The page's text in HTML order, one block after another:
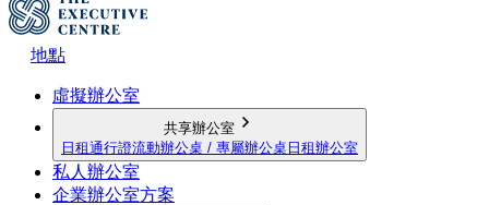
地點
虛擬辦公室
共享辦公室
日租通行證流動辦公桌 / 專屬辦公桌 日租辦公室
私人辦公室
企業辦公室方案